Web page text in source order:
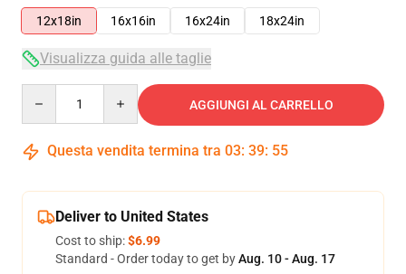
12x18in
16x16in 16x24in 18x24in
Visualizza guida alle taglie
AGGIUNGI AL CARRELLO
Questa vendita termina tra 03: 39: 54
Deliver to United States
Cost to ship:$6.99
Standard - Order today to get byAug. 10 - Aug. 17